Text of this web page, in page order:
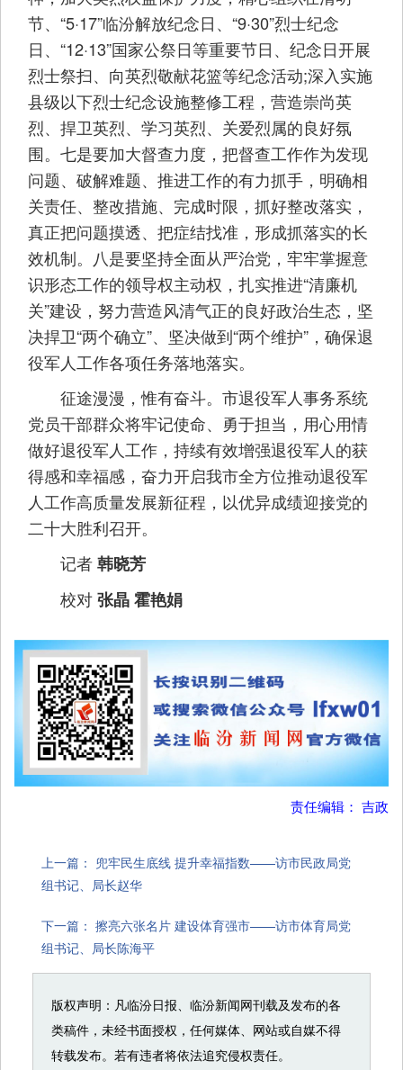
节、“5·17”临汾解放纪念日、“9·30”烈士纪念
日、“12·13”国家公祭日等重要节日、纪念日开展
烈士祭扫、向英烈敬献花篮等纪念活动;深入实施
县级以下烈士纪念设施整修工程，营造崇尚英
烈、捍卫英烈、学习英烈、关爱烈属的良好氛
围。七是要加大督查力度，把督查工作作为发现
问题、破解难题、推进工作的有力抓手，明确相
关责任、整改措施、完成时限，抓好整改落实，
真正把问题摸透、把症结找准，形成抓落实的长
效机制。八是要坚持全面从严治党，牢牢掌握意
识形态工作的领导权主动权，扎实推进“清廉机
关”建设，努力营造风清气正的良好政治生态，坚
决捍卫“两个确立”、坚决做到“两个维护”，确保退
役军人工作各项任务落地落实。
征途漫漫，惟有奋斗。市退役军人事务系统
党员干部群众将牢记使命、勇于担当，用心用情
做好退役军人工作，持续有效增强退役军人的获
得感和幸福感，奋力开启我市全方位推动退役军
人工作高质量发展新征程，以优异成绩迎接党的
二十大胜利召开。
记者韩晓芳
校对张晶 霍艳娟
责任编辑： 吉政
上一篇： 兜牢民生底线 提升幸福指数——访市民政局党
组书记、局长赵华
下一篇： 擦亮六张名片 建设体育强市——访市体育局党
组书记、局长陈海平
版权声明：凡临汾日报、临汾新闻网刊载及发布的各
类稿件，未经书面授权，任何媒体、网站或自媒不得
转载发布。若有违者将依法追究侵权责任。